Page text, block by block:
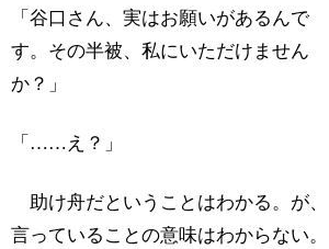
「谷口さん、実はお願いがあるんで
す。その半被、私にいただけません
か？」
「……え？」
助け舟だということはわかる。が、
言っていることの意味はわからない。